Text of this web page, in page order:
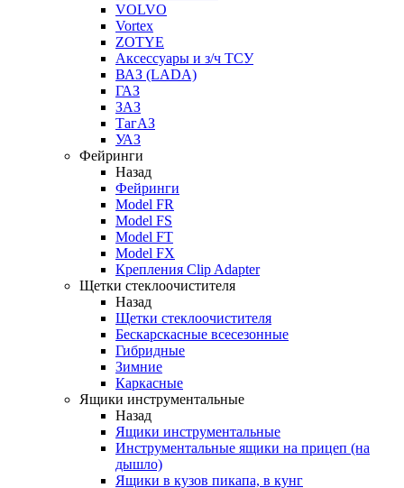
VOLVO
Vortex
ZOTYE
Аксессуары и з/ч ТСУ
ВАЗ (LADA)
ГАЗ
ЗАЗ
ТагАЗ
УАЗ
Фейринги
Назад
Фейринги
Model FR
Model FS
Model FT
Model FX
Крепления Clip Adapter
Щетки стеклоочистителя
Назад
Щетки стеклоочистителя
Бескарскасные всесезонные
Гибридные
Зимние
Каркасные
Ящики инструментальные
Назад
Ящики инструментальные
Инструментальные ящики на прицеп (на
дышло)
Ящики в кузов пикапа, в кунг